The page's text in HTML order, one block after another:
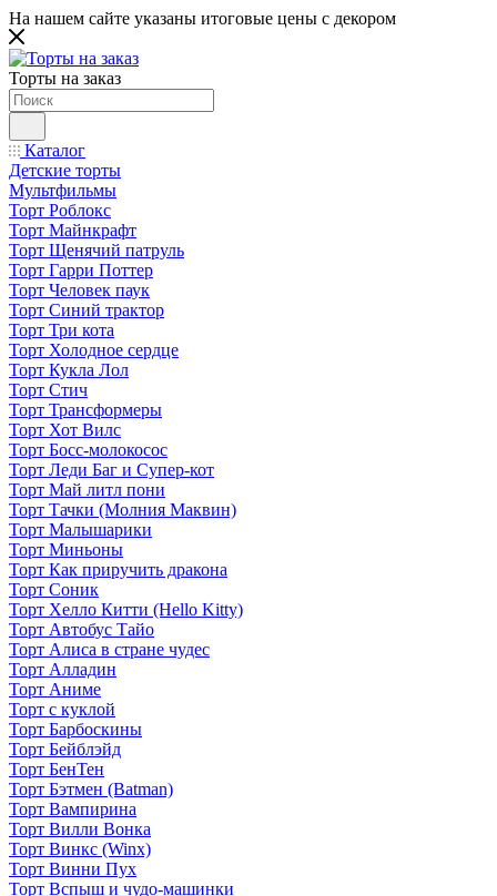
На нашем сайте указаны итоговые цены с декором
Торты на заказ
Каталог
Детские торты
Мультфильмы
Торт Роблокс
Торт Майнкрафт
Торт Щенячий патруль
Торт Гарри Поттер
Торт Человек паук
Торт Синий трактор
Торт Три кота
Торт Холодное сердце
Торт Кукла Лол
Торт Стич
Торт Трансформеры
Торт Хот Вилс
Торт Босс-молокосос
Торт Леди Баг и Супер-кот
Торт Май литл пони
Торт Тачки (Молния Маквин)
Торт Малышарики
Торт Миньоны
Торт Как приручить дракона
Торт Соник
Торт Хелло Китти (Hello Kitty)
Торт Автобус Тайо
Торт Алиса в стране чудес
Торт Алладин
Торт Аниме
Торт с куклой
Торт Барбоскины
Торт Бейблэйд
Торт БенТен
Торт Бэтмен (Batman)
Торт Вампирина
Торт Вилли Вонка
Торт Винкс (Winx)
Торт Винни Пух
Торт Вспыш и чудо-машинки